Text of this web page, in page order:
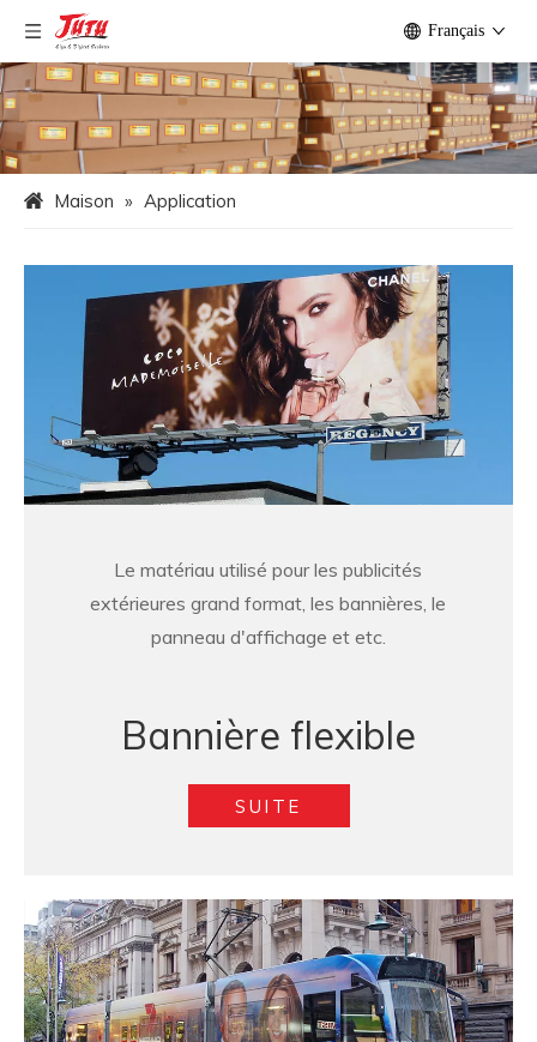
Français
Maison » Application
Le matériau utilisé pour les publicités
extérieures grand format, les bannières, le
panneau d'affichage et etc.
Bannière flexible
SUITE